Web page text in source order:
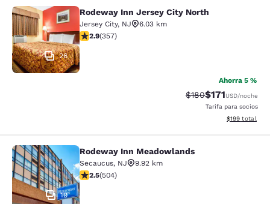
Rodeway Inn Jersey City North
26
Rodeway Inn Jersey City North
Jersey City, NJ
6.03 km
Calificación de 2.87 estrellas. Razonable. 357 reseñas
2.9(357)
Ahorra 5 %
Tarifa tachada:
$180Tarifa reducida:
$171USD/noche
Tarifa para socios
Ver detalles
$199 total
Rodeway Inn Meadowlands
19
Rodeway Inn Meadowlands
Secaucus, NJ
9.92 km
Calificación de 2.55 estrellas. Razonable. 504 reseñas
2.5(504)